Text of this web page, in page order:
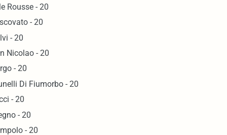
Rousse - 20
- 20
- 20
Nicolao - 20
- 20
Di Fiumorbo - 20
- 20
- 20
- 20